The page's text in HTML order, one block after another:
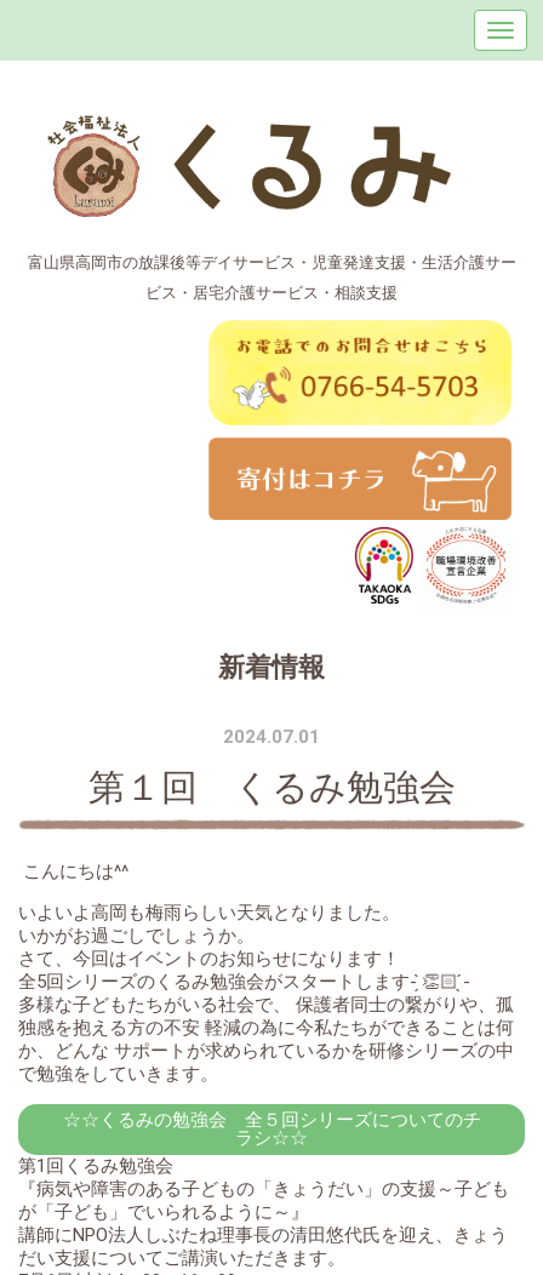
富山県高岡市の放課後等デイサービス・児童発達支援・生活介護サー
ビス・居宅介護サービス・相談支援
新着情報
2024.07.01
第１回 くるみ勉強会
こんにちは^^
いよいよ高岡も梅雨らしい天気となりました。
いかがお過ごしでしょうか。
さて、今回はイベントのお知らせになります！
全5回シリーズのくるみ勉強会がスタートします- ̗̀👏🏻 ̖́-
多様な子どもたちがいる社会で、 保護者同士の繋がりや、孤
独感を抱える方の不安 軽減の為に今私たちができることは何
か、どんな サポートが求められているかを研修シリーズの中
で勉強をしていきます。
☆☆くるみの勉強会 全５回シリーズについてのチ
ラシ☆☆
第1回くるみ勉強会
『病気や障害のある子どもの「きょうだい」の支援～子ども
が「子ども」でいられるように～』
講師にNPO法人しぶたね理事長の清田悠代氏を迎え、きょう
だい支援についてご講演いただきます。